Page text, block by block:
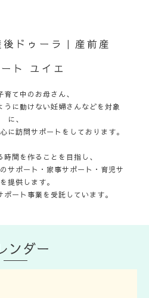
ドゥーラ｜産前産
ト ユイエ
育て中のお母さん、
うに動けない妊婦さんなどを対象
に、
に訪問サポートをしております。
間を作ることを目指し、
サポート・家事サポート・育児サ
提供します。
ート事業を受託しています。
ンダー